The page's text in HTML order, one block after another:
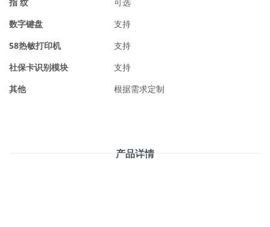
数字键盘
支持
58热敏打印机
支持
社保卡识别模块
支持
其他
根据需求定制
产品详情